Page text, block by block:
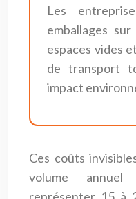
Les
emballages
espaces vides
de transport
impact
Ces coûts
volume annuel